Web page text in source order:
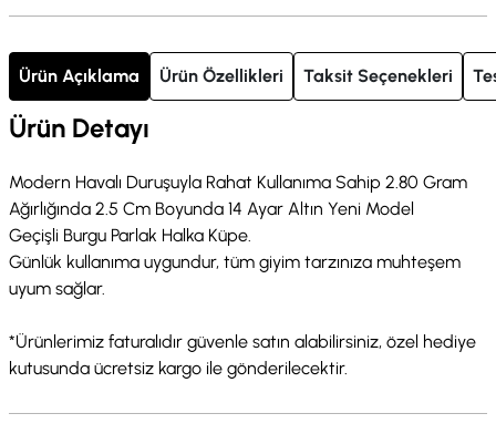
Ürün Açıklama Ürün Özellikleri Taksit Seçenekleri
Ürün Detayı
Modern Havalı Duruşuyla Rahat Kullanıma Sahip 2.80 Gram
Ağırlığında 2.5 Cm Boyunda 14 Ayar Altın Yeni Model
Geçişli Burgu Parlak Halka Küpe.
Günlük kullanıma uygundur, tüm giyim tarzınıza muhteşem
uyum sağlar.
*Ürünlerimiz faturalıdır güvenle satın alabilirsiniz, özel hediye
kutusunda ücretsiz kargo ile gönderilecektir.